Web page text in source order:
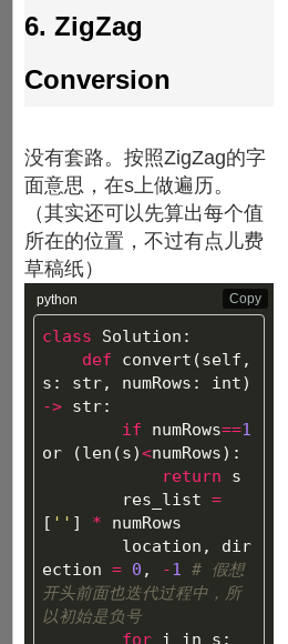
6. ZigZag
Conversion
没有套路。按照ZigZag的字
面意思，在s上做遍历。
（其实还可以先算出每个值
所在的位置，不过有点儿费
草稿纸）
class Solution :
def
convert (self ,
s : str, numRows : int)
-> str:
if
numRows==1
or
(len (s)<numRows):
return
s
res_list
=
[ '' ] *
numRows
location ,
dir
ection
= 0 , -1
# 假想
开头前面也迭代过程中，所
for i in s :
python Copy